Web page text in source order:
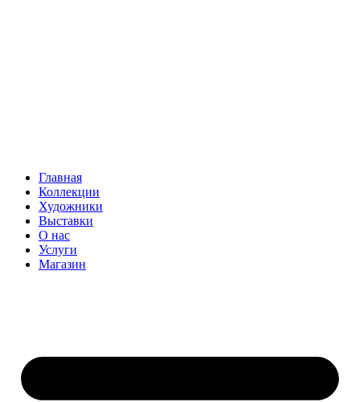
Главная
Коллекции
Художники
Выставки
О нас
Услуги
Магазин